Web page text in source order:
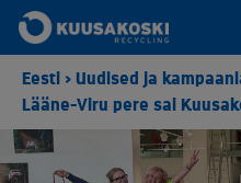
Eesti > Uudised ja
Lääne-Viru pere sai